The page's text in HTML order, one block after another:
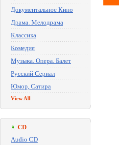
Документальное Кино
Драма. Мелодрама
Классика
Комедия
Музыка. Опера. Балет
Русский Сериал
Юмор, Сатира
View All
CD
Audio CD